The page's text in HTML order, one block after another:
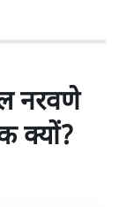
नरवणे
क्यों?